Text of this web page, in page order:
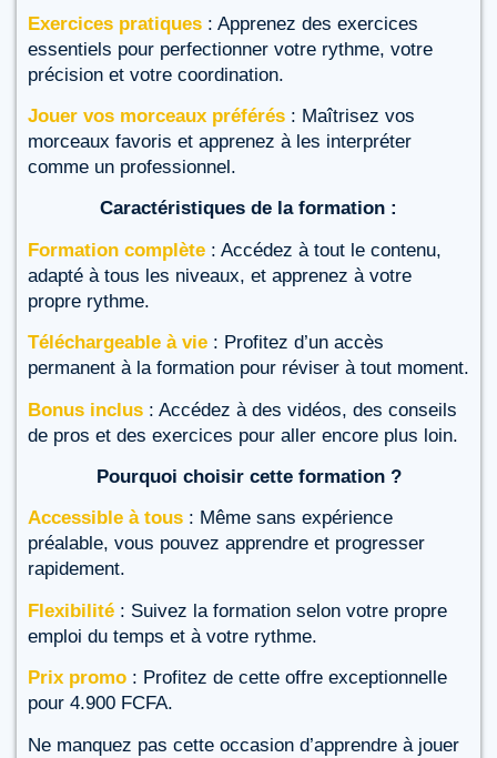
Exercices pratiques : Apprenez des exercices
essentiels pour perfectionner votre rythme, votre
précision et votre coordination.
Jouer vos morceaux préférés : Maîtrisez vos
morceaux favoris et apprenez à les interpréter
comme un professionnel.
Caractéristiques de la formation :
Formation complète : Accédez à tout le contenu,
adapté à tous les niveaux, et apprenez à votre
propre rythme.
Téléchargeable à vie : Profitez d’un accès
permanent à la formation pour réviser à tout moment.
Bonus inclus : Accédez à des vidéos, des conseils
de pros et des exercices pour aller encore plus loin.
Pourquoi choisir cette formation ?
Accessible à tous : Même sans expérience
préalable, vous pouvez apprendre et progresser
rapidement.
Flexibilité : Suivez la formation selon votre propre
emploi du temps et à votre rythme.
Prix promo : Profitez de cette offre exceptionnelle
pour 4.900 FCFA.
Ne manquez pas cette occasion d’apprendre à jouer